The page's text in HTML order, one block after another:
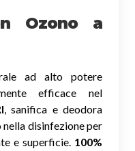
Ozono a
ad alto potere
efficace nel
, sanifica e deodora
nella disinfezione per
e superficie. 100%